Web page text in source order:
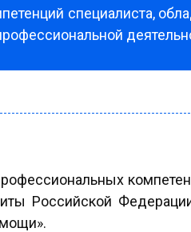
специалиста,
Российской